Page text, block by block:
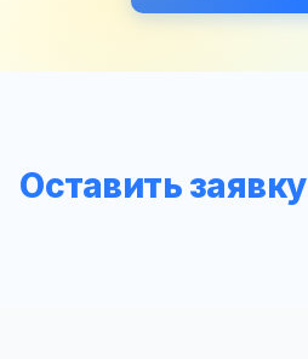
Оставить заявку